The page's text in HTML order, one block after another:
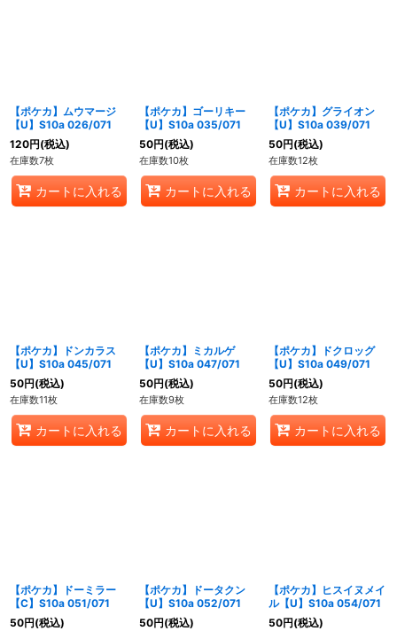
【ポケカ】ムウマージ
【U】S10a 026/071
120円(税込)
在庫数7枚
カートに入れる
【ポケカ】ゴーリキー
【U】S10a 035/071
50円(税込)
在庫数10枚
カートに入れる
【ポケカ】グライオン
【U】S10a 039/071
50円(税込)
在庫数12枚
カートに入れる
【ポケカ】ドンカラス
【U】S10a 045/071
50円(税込)
在庫数11枚
カートに入れる
【ポケカ】ミカルゲ
【U】S10a 047/071
50円(税込)
在庫数9枚
カートに入れる
【ポケカ】ドクロッグ
【U】S10a 049/071
50円(税込)
在庫数12枚
カートに入れる
【ポケカ】ドーミラー
【C】S10a 051/071
50円(税込)
【ポケカ】ドータクン
【U】S10a 052/071
50円(税込)
【ポケカ】ヒスイヌメイ
ル【U】S10a 054/071
50円(税込)